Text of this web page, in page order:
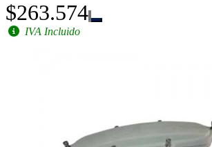
$263.574
IVA Incluido